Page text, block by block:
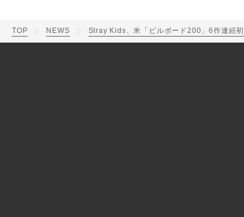
TOP NEWS Stray Kids、米「ビルボード200」6作連続